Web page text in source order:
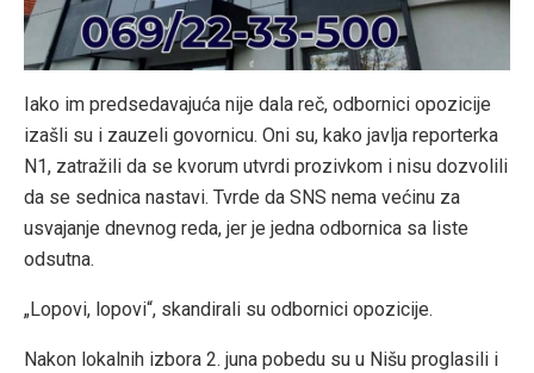
Iako im predsedavajuća nije dala reč, odbornici opozicije
izašli su i zauzeli govornicu. Oni su, kako javlja reporterka
N1, zatražili da se kvorum utvrdi prozivkom i nisu dozvolili
da se sednica nastavi. Tvrde da SNS nema većinu za
usvajanje dnevnog reda, jer je jedna odbornica sa liste
odsutna.
„Lopovi, lopovi“, skandirali su odbornici opozicije.
Nakon lokalnih izbora 2. juna pobedu su u Nišu proglasili i